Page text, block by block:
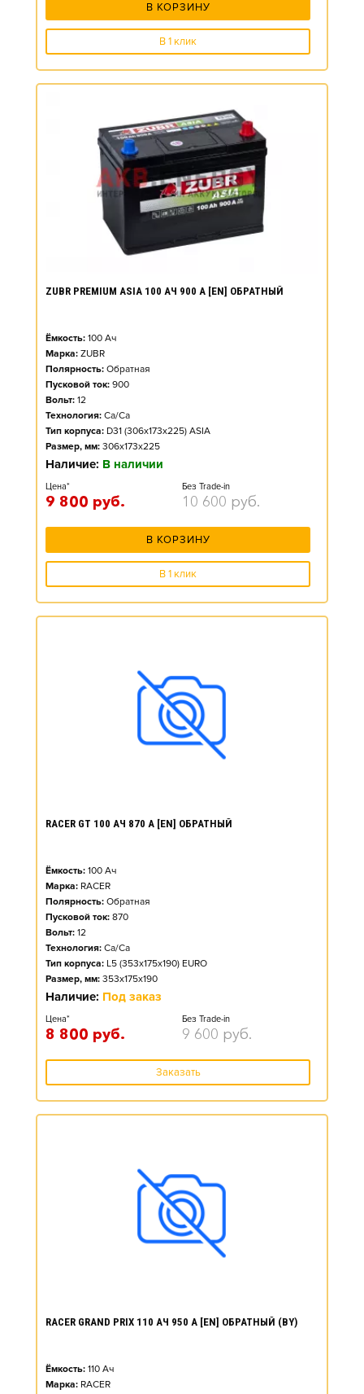
В КОРЗИНУ
В 1 клик
ZUBR PREMIUM ASIA 100 АЧ 900 А [EN] ОБРАТНЫЙ
Ёмкость: 100 Ач
Марка: ZUBR
Полярность: Обратная
Пусковой ток: 900
Вольт: 12
Технология: Ca/Ca
Тип корпуса: D31 (306x173x225) ASIA
Размер, мм: 306x173x225
Наличие: В наличии
Цена*
9 800 руб.
Без Trade-in
10 600 руб.
В КОРЗИНУ
В 1 клик
RACER GT 100 АЧ 870 А [EN] ОБРАТНЫЙ
Ёмкость: 100 Ач
Марка: RACER
Полярность: Обратная
Пусковой ток: 870
Вольт: 12
Технология: Ca/Ca
Тип корпуса: L5 (353x175x190) EURO
Размер, мм: 353x175x190
Наличие: Под заказ
Цена*
8 800 руб.
Без Trade-in
9 600 руб.
Заказать
RACER GRAND PRIX 110 АЧ 950 А [EN] ОБРАТНЫЙ (BY)
Ёмкость: 110 Ач
Марка: RACER